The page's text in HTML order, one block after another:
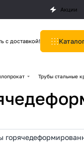
Акции
с доставкой!
Трубы стальные